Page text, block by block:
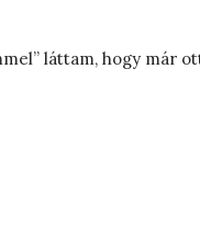
láttam, hogy már